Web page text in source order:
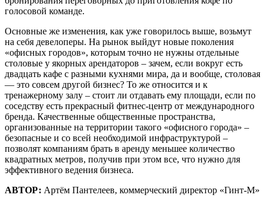
голосовой команде.
Основные же изменения, как уже говорилось выше, возьмут
на себя девелоперы. На рынок выйдут новые поколения
«офисных городов», которым точно не нужны отдельные
столовые у якорных арендаторов – зачем, если вокруг есть
двадцать кафе с разными кухнями мира, да и вообще, столовая
— это совсем другой бизнес? То же относится и к
тренажерному залу – стоит ли отдавать ему площади, если по
соседству есть прекрасный фитнес-центр от международного
бренда. Качественные общественные пространства,
организованные на территории такого «офисного города» –
безопасные и со всей необходимой инфраструктурой –
позволят компаниям брать в аренду меньшее количество
квадратных метров, получив при этом все, что нужно для
эффективного ведения бизнеса.
АВТОР: Артём Пантелеев, коммерческий директор «Гинт-М»